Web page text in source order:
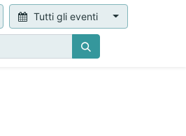
Tutti gli eventi